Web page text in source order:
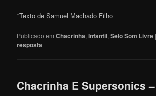
*Texto de Samuel Machado Filho
Publicado em Chacrinha,Infantil,Selo Som Livre |
resposta
Chacrinha E Supersonics –